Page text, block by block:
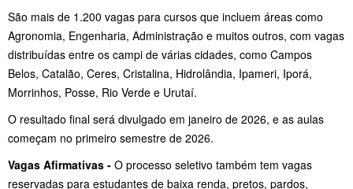
São mais de 1.200 vagas para cursos que incluem áreas como
Agronomia, Engenharia, Administração e muitos outros, com vagas
distribuídas entre os campi de várias cidades, como Campos
Belos, Catalão, Ceres, Cristalina, Hidrolândia, Ipameri, Iporá,
Morrinhos, Posse, Rio Verde e Urutaí.
O resultado final será divulgado em janeiro de 2026, e as aulas
começam no primeiro semestre de 2026.
Vagas Afirmativas - O processo seletivo também tem vagas
reservadas para estudantes de baixa renda, pretos, pardos,